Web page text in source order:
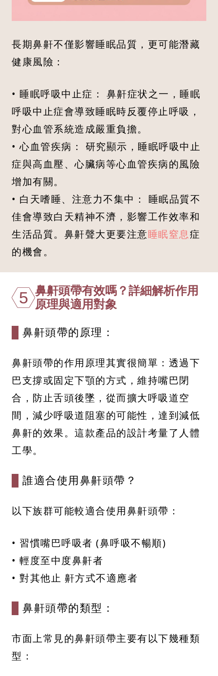
長期鼻鼾不僅影響睡眠品質，更可能潛藏
健康風險：
• 睡眠呼吸中止症： 鼻鼾症状之一，睡眠
呼吸中止症會導致睡眠時反覆停止呼吸，
對心血管系統造成嚴重負擔。
• 心血管疾病： 研究顯示，睡眠呼吸中止
症與高血壓、心臟病等心血管疾病的風險
增加有關。
• 白天嗜睡、注意力不集中： 睡眠品質不
佳會導致白天精神不濟，影響工作效率和
生活品質。鼻鼾聲大更要注意睡眠窒息症
的機會。
5 鼻鼾頭帶有效嗎？詳細解析作用
原理與適用對象
鼻鼾頭帶的原理：
鼻鼾頭帶的作用原理其實很簡單：透過下
巴支撐或固定下顎的方式，維持嘴巴閉
合，防止舌頭後墜，從而擴大呼吸道空
間，減少呼吸道阻塞的可能性，達到減低
鼻鼾的效果。這款產品的設計考量了人體
工學。
誰適合使用鼻鼾頭帶？
以下族群可能較適合使用鼻鼾頭帶：
• 習慣嘴巴呼吸者 (鼻呼吸不暢順)
• 輕度至中度鼻鼾者
• 對其他止 鼾方式不適應者
鼻鼾頭帶的類型：
市面上常見的鼻鼾頭帶主要有以下幾種類
型：